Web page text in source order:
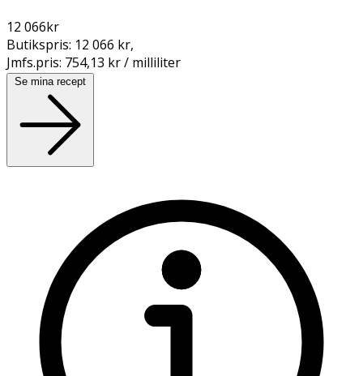
12 066kr
Butikspris: 12 066 kr,
Jmfs.pris: 754,13 kr / milliliter
Se mina recept